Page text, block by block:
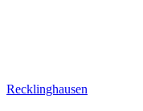
Recklinghausen